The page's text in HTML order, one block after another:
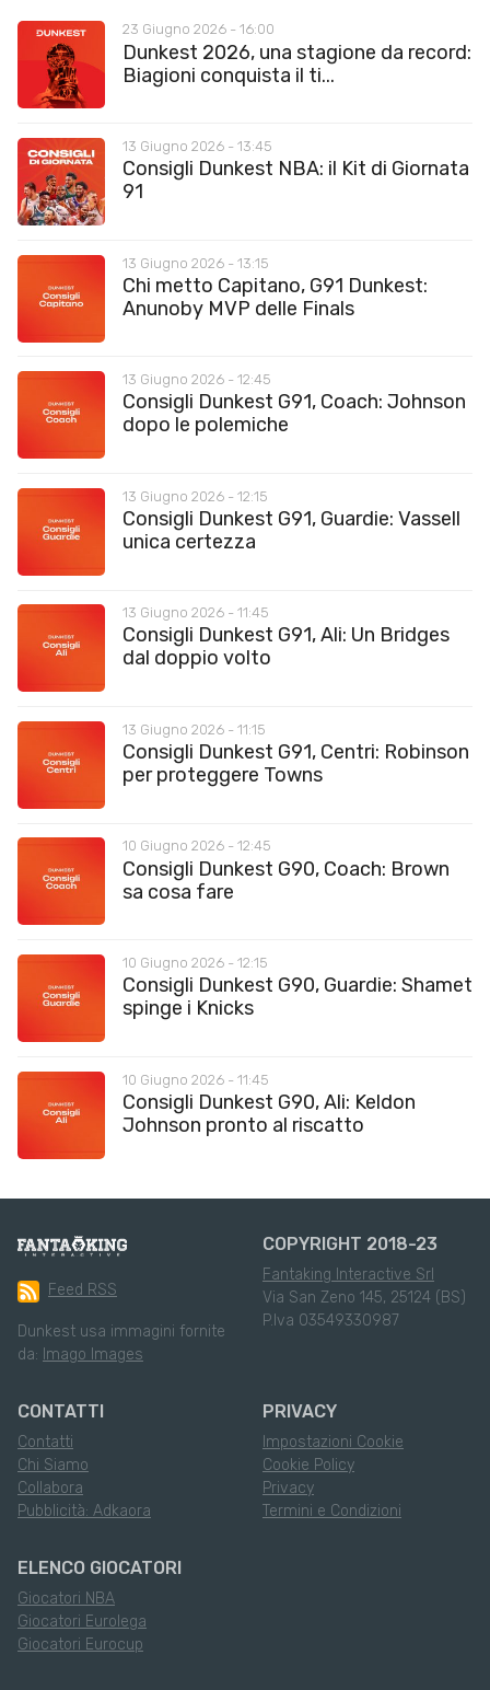
23 Giugno 2026 - 16:00
Dunkest 2026, una stagione da record:
Biagioni conquista il ti...
13 Giugno 2026 - 13:45
Consigli Dunkest NBA: il Kit di Giornata
91
13 Giugno 2026 - 13:15
Chi metto Capitano, G91 Dunkest:
Anunoby MVP delle Finals
13 Giugno 2026 - 12:45
Consigli Dunkest G91, Coach: Johnson
dopo le polemiche
13 Giugno 2026 - 12:15
Consigli Dunkest G91, Guardie: Vassell
unica certezza
13 Giugno 2026 - 11:45
Consigli Dunkest G91, Ali: Un Bridges
dal doppio volto
13 Giugno 2026 - 11:15
Consigli Dunkest G91, Centri: Robinson
per proteggere Towns
10 Giugno 2026 - 12:45
Consigli Dunkest G90, Coach: Brown
sa cosa fare
10 Giugno 2026 - 12:15
Consigli Dunkest G90, Guardie: Shamet
spinge i Knicks
10 Giugno 2026 - 11:45
Consigli Dunkest G90, Ali: Keldon
Johnson pronto al riscatto
Feed RSS
Dunkest usa immagini fornite
da: Imago Images
COPYRIGHT 2018-23
Fantaking Interactive Srl
Via San Zeno 145, 25124 (BS)
P.Iva 03549330987
CONTATTI
Contatti
Chi Siamo
Collabora
Pubblicità: Adkaora
PRIVACY
Impostazioni Cookie
Cookie Policy
Privacy
Termini e Condizioni
ELENCO GIOCATORI
Giocatori NBA
Giocatori Eurolega
Giocatori Eurocup